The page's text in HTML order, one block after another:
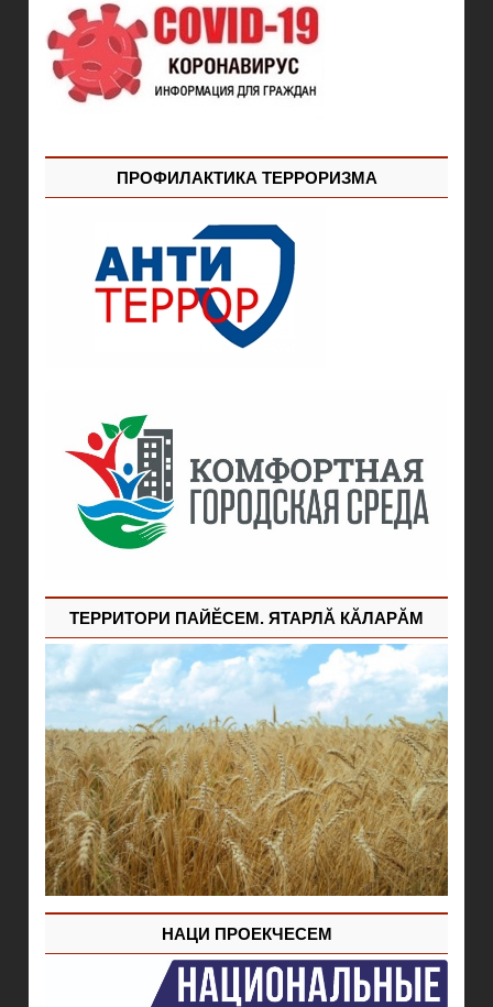
ПРОФИЛАКТИКА ТЕРРОРИЗМА
ТЕРРИТОРИ ПАЙĔСЕМ. ЯТАРЛĂ КĂЛАРĂМ
НАЦИ ПРОЕКЧЕСЕМ